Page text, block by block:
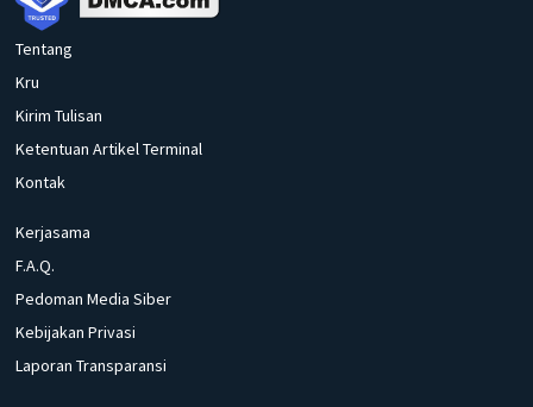
Tentang
Kru
Kirim Tulisan
Ketentuan Artikel Terminal
Kontak
Kerjasama
F.A.Q.
Pedoman Media Siber
Kebijakan Privasi
Laporan Transparansi